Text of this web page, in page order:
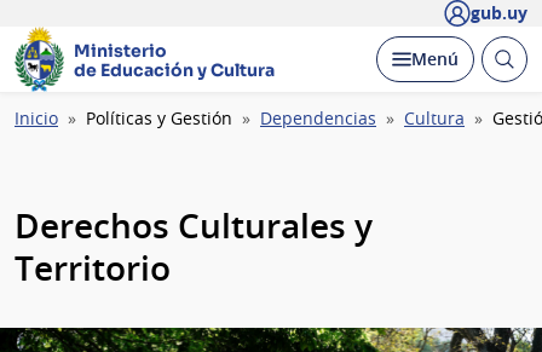
gub.uy
Ministerio
de Educación y Cultura
Desplegar
Menú Abrir
Ruta
Inicio Políticas y Gestión Dependencias Cultura
Derechos Culturales y
Territorio